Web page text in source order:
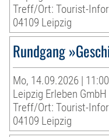
Treff/Ort: Tourist-
04109 Leipzig
Rundgang
Mo, 14.09.2026 |
Leipzig Erleben GmbH
Treff/Ort: Tourist-
04109 Leipzig